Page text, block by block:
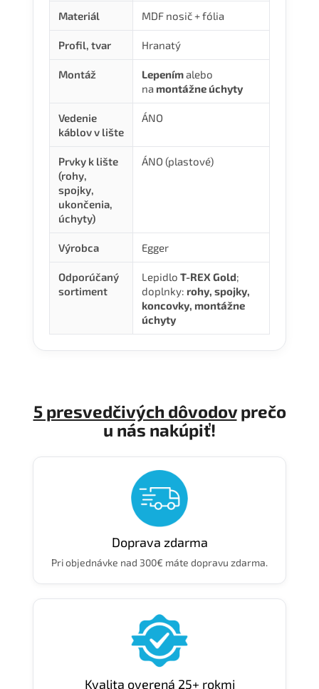
Materiál MDF nosič + fólia
Profil, tvar Hranatý
Montáž Lepenímalebo
na montážne úchyty
Vedenie
káblov v lište
ÁNO
Prvky k lište
(rohy,
spojky,
ukončenia,
úchyty)
ÁNO (plastové)
Výrobca Egger
Odporúčaný
sortiment
Lepidlo T-REX Gold;
doplnky: rohy, spojky,
koncovky, montážne
úchyty
5 presvedčivých dôvodovprečo
u nás nakúpiť!
Doprava zdarma
Pri objednávke nad 300€ máte dopravu zdarma.
Kvalita overená 25+ rokmi